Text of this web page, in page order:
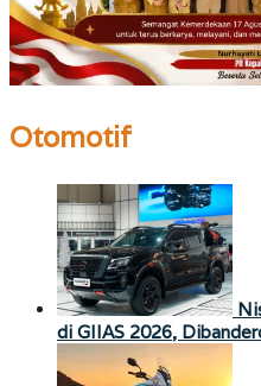
Otomotif
di GIIAS 2026,